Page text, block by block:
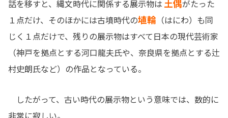
話を移すと、縄文時代に関係する展示物は 土偶がたった
１点だけ、そのほかには古墳時代の埴輪 （はにわ）も同
じく１点だけで、残りの展示物はすべて日本の現代芸術家
（神戸を拠点とする河口龍夫氏や、奈良県を拠点とする辻
村史朗氏など）の作品となっている。
したがって、古い時代の展示物という意味では、数的に
非常に寂しい。